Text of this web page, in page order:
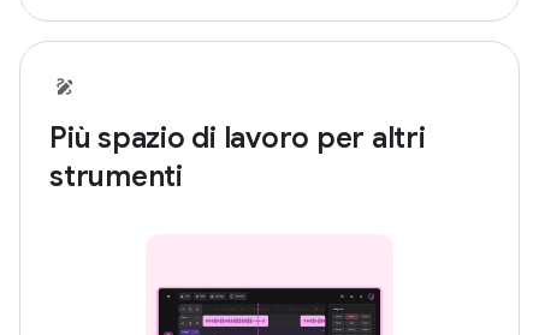
Più spazio di lavoro per altri
strumenti